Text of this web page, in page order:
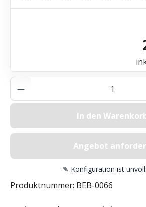
Produkt Anzahl: Gib den
In den
Angebot
✎ Konfiguration ist
Produktnummer: BEB-0066